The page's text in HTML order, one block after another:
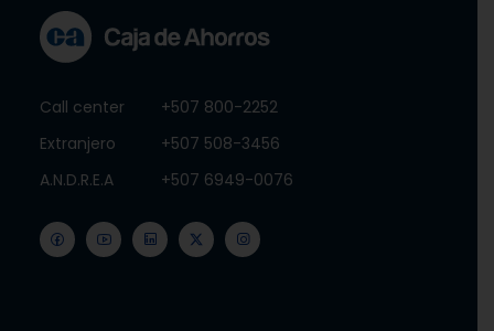
Call center
+507 800-2252
Extranjero
+507 508-3456
A.N.D.R.E.A
+507 6949-0076